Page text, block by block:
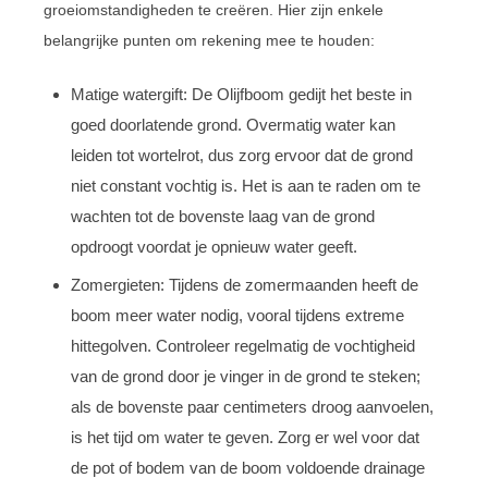
groeiomstandigheden te creëren. Hier zijn enkele
belangrijke punten om rekening mee te houden:
Matige watergift: De Olijfboom gedijt het beste in
goed doorlatende grond. Overmatig water kan
leiden tot wortelrot, dus zorg ervoor dat de grond
niet constant vochtig is. Het is aan te raden om te
wachten tot de bovenste laag van de grond
opdroogt voordat je opnieuw water geeft.
Zomergieten: Tijdens de zomermaanden heeft de
boom meer water nodig, vooral tijdens extreme
hittegolven. Controleer regelmatig de vochtigheid
van de grond door je vinger in de grond te steken;
als de bovenste paar centimeters droog aanvoelen,
is het tijd om water te geven. Zorg er wel voor dat
de pot of bodem van de boom voldoende drainage